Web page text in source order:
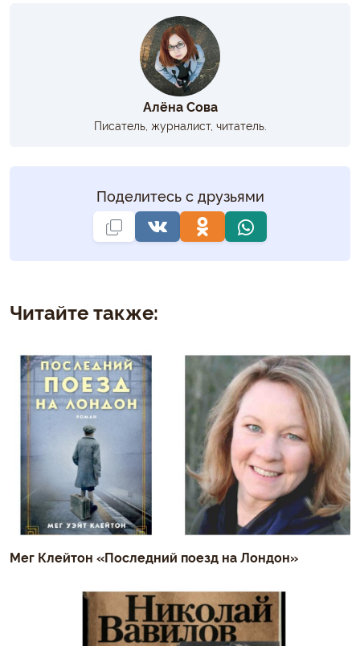
Алёна Сова
Писатель, журналист, читатель.
Поделитесь с друзьями
Читайте также:
Мег Клейтон «Последний поезд на Лондон»